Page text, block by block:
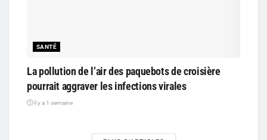
SANTÉ
La pollution de l’air des paquebots de croisière
pourrait aggraver les infections virales
il y a 1 semaine